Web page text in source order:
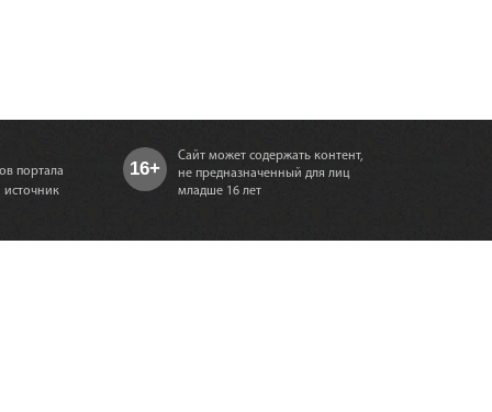
портала
источник
16+
Сайт может содержать контент,
не предназначенный для лиц
младше 16 лет